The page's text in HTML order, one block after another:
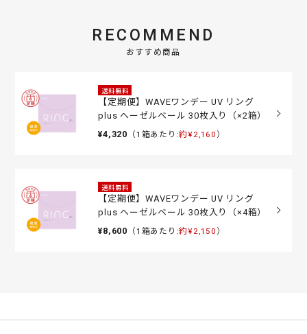
RECOMMEND
おすすめ商品
送料無料
【定期便】WAVEワンデー UV リング
plus ヘーゼルベール 30枚入り（×2箱）
¥4,320 （1箱あたり:約¥2,160 ）
送料無料
【定期便】WAVEワンデー UV リング
plus ヘーゼルベール 30枚入り（×4箱）
¥8,600 （1箱あたり:約¥2,150 ）